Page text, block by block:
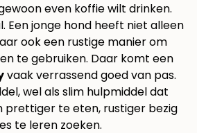
even koffie wilt drinken.
Een jonge hond heeft niet alleen
ook een rustige manier om
te gebruiken. Daar komt een
vaak verrassend goed van pas.
wel als slim hulpmiddel dat
prettiger te eten, rustiger bezig
te leren zoeken.